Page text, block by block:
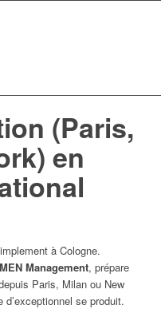
(Paris,
en
à Cologne.
Management, prépare
Paris, Milan ou New
se produit.